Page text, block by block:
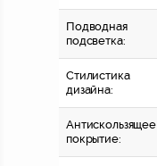
Подводная
подсветка:
Стилистика
дизайна:
Антискользящее
покрытие: